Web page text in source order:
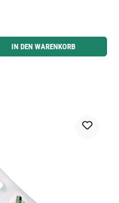
die Schaltflächen um die Anzahl zu
IN DEN WARENKORB